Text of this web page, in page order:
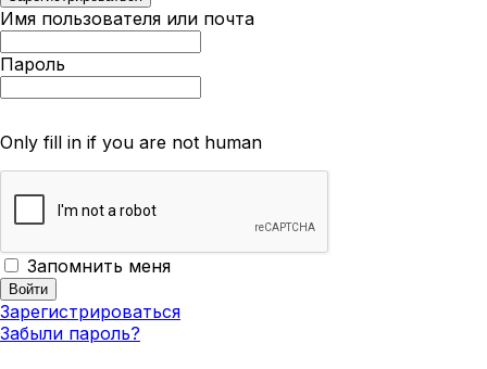
Имя пользователя или почта
Пароль
Only fill in if you are not human
Запомнить меня
Зарегистрироваться
Забыли пароль?